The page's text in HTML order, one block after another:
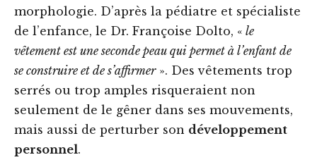
morphologie. D’après la pédiatre et spécialiste
de l’enfance, le Dr. Françoise Dolto, « le
vêtement est une seconde peau qui permet à l’enfant de
se construire et de s’affirmer». Des vêtements trop
serrés ou trop amples risqueraient non
seulement de le gêner dans ses mouvements,
mais aussi de perturber son développement
personnel.